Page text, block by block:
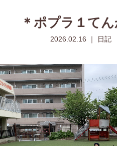
＊ポプラ１てん
2026.02.16 ｜ 日記